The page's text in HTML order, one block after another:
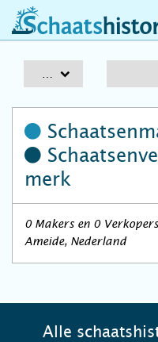
schaatshistorie.nl
merk
0 Makers en 0
Ameide, Nederland
Alle